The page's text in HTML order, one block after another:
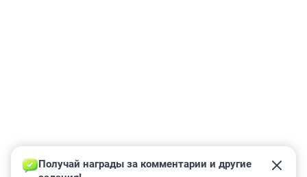
Получай награды за комментарии и другие